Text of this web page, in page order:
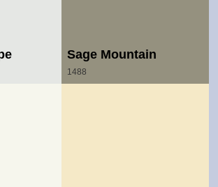
Sage Mountain
1488